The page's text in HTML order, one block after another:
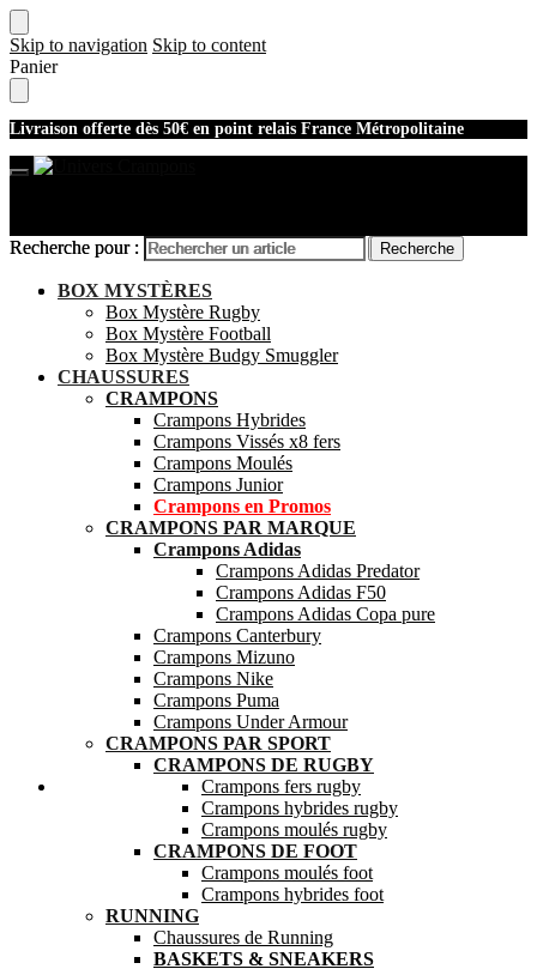
Skip to navigation Skip to content
Panier
Livraison offerte dès 50€ en point relais France Métropolitaine
Recherche pour : Recherche
Mon compte
Recherche pour : Recherche
BOX MYSTÈRES
Box Mystère Rugby
Box Mystère Football
Box Mystère Budgy Smuggler
CHAUSSURES
CRAMPONS
Crampons Hybrides
Crampons Vissés x8 fers
Crampons Moulés
Crampons Junior
Crampons en Promos
CRAMPONS PAR MARQUE
Crampons Adidas
Crampons Adidas Predator
Crampons Adidas F50
Crampons Adidas Copa pure
Crampons Canterbury
Crampons Mizuno
Crampons Nike
Crampons Puma
Crampons Under Armour
CRAMPONS PAR SPORT
CRAMPONS DE RUGBY
Crampons fers rugby
Crampons hybrides rugby
Crampons moulés rugby
CRAMPONS DE FOOT
Crampons moulés foot
Crampons hybrides foot
RUNNING
Chaussures de Running
BASKETS & SNEAKERS